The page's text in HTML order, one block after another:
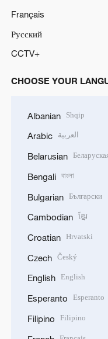
Français
Русский
CCTV+
CHOOSE YOUR
Albanian Shqip
Arabic العربية
Belarusian
Bengali বাংলা
Bulgarian Български
Cambodian ខ្មែរ
Croatian Hrvatski
Czech Český
English English
Esperanto Esperanto
Filipino Filipino